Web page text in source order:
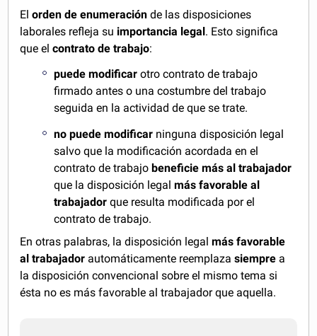
Elorden de enumeración de las disposiciones
laborales refleja su importancia legal. Esto significa
que elcontrato de trabajo:
puede modificar otro contrato de trabajo
firmado antes o una costumbre del trabajo
seguida en la actividad de que se trate.
no puede modificar ninguna disposición legal
salvo que la modificación acordada en el
contrato de trabajo beneficie más al trabajador
que la disposición legalmás favorable al
trabajador que resulta modificada por el
contrato de trabajo.
En otras palabras, la disposición legalmás favorable
al trabajador automáticamente reemplaza siempre a
la disposición convencional sobre el mismo tema si
ésta no es más favorable al trabajador que aquella.